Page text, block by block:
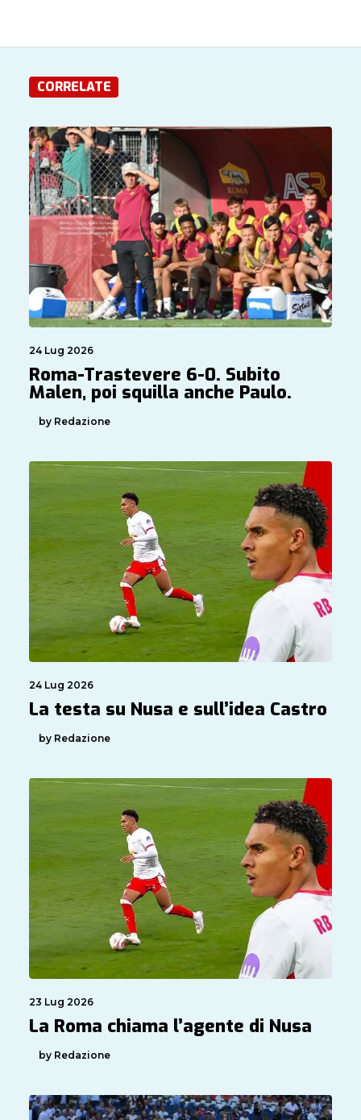
CORRELATE
24 Lug 2026
Roma-Trastevere 6-0. Subito
Malen, poi squilla anche Paulo.
by Redazione
24 Lug 2026
La testa su Nusa e sull’idea Castro
by Redazione
23 Lug 2026
La Roma chiama l’agente di Nusa
by Redazione